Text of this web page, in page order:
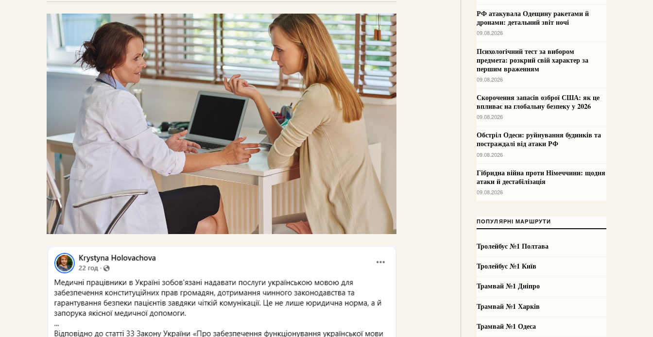
РФ атакувала Одещину ракетами й
дронами: детальний звіт ночі
09.08.2026
Психологічний тест за вибором
предмета: розкрий свій характер за
першим враженням
09.08.2026
Скорочення запасів озброї США: як це
впливає на глобальну безпеку у 2026
09.08.2026
Обстріл Одеси: руйнування будинків та
постраждалі від атаки РФ
09.08.2026
Гібридна війна проти Німеччини: щодня
атаки й дестабілізація
09.08.2026
ПОПУЛЯРНІ МАРШРУТИ
Тролейбус №1 Полтава
Тролейбус №1 Київ
Трамвай №1 Дніпро
Трамвай №1 Харків
Трамвай №1 Одеса